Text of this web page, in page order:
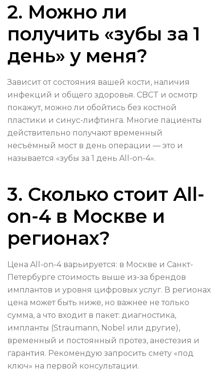
2. Можно ли
получить «зубы за 1
день» у меня?
Зависит от состояния вашей кости, наличия
инфекций и общего здоровья. CBCT и осмотр
покажут, можно ли обойтись без костной
пластики и синус-лифтинга. Многие пациенты
действительно получают временный
несъёмный мост в день операции — это и
называется «зубы за 1 день All-on-4».
3. Сколько стоит All-
on-4 в Москве и
регионах?
Цена All-on-4 варьируется: в Москве и Санкт-
Петербурге стоимость выше из-за брендов
имплантов и уровня цифровых услуг. В регионах
цена может быть ниже, но важнее не только
сумма, а что входит в пакет: диагностика,
импланты (Straumann, Nobel или другие),
временный и постоянный протез, анестезия и
гарантия. Рекомендую запросить смету «под
ключ» на первой консультации.